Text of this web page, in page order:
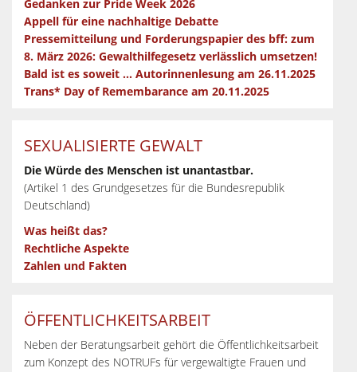
Gedanken zur Pride Week 2026
Appell für eine nachhaltige Debatte
Pressemitteilung und Forderungspapier des bff: zum
8. März 2026: Gewalthilfegesetz verlässlich umsetzen!
Bald ist es soweit … Autorinnenlesung am 26.11.2025
Trans* Day of Remembarance am 20.11.2025
SEXUALISIERTE GEWALT
Die Würde des Menschen ist unantastbar.
(Artikel 1 des Grundgesetzes für die Bundesrepublik
Deutschland)
Was heißt das?
Rechtliche Aspekte
Zahlen und Fakten
ÖFFENTLICHKEITSARBEIT
Neben der Beratungsarbeit gehört die Öffentlichkeitsarbeit
zum Konzept des NOTRUFs für vergewaltigte Frauen und